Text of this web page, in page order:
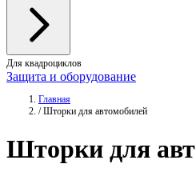
Для квадроциклов
Защита и оборудование
Главная
/ Шторки для автомобилей
Шторки для